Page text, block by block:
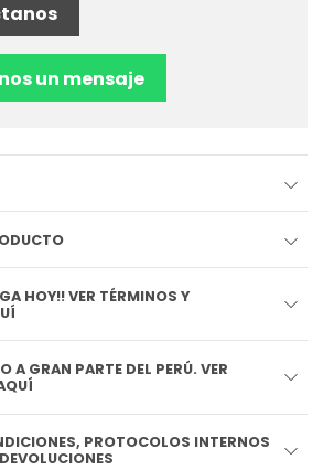
un mensaje
TÉRMINOS Y
A GRAN PARTE DEL PERÚ. VER
PROTOCOLOS INTERNOS